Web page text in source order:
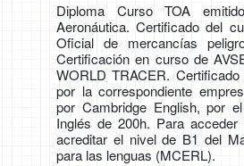
Diploma Curso TOA
Aeronáutica. Certificado del
Oficial de mercancías
Certificación en curso de
WORLD TRACER.
por la correspondiente
por Cambridge English, por
Inglés de 200h. Para
acreditar el nivel de B1 del
para las lenguas (MCERL).